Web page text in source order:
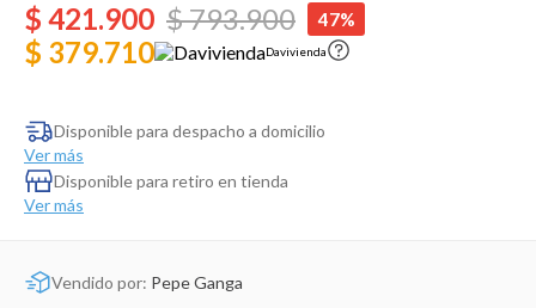
$ 421.900 $793.900 47%
$ 379.710 Davivienda
Disponible para despacho a domicilio
Ver más
Disponible para retiro en tienda
Ver más
Vendido por: Pepe Ganga
Silla Mecedora Bebé
Bebes
Dinosaurio Juguete